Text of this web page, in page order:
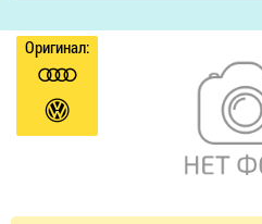
Оригинал: